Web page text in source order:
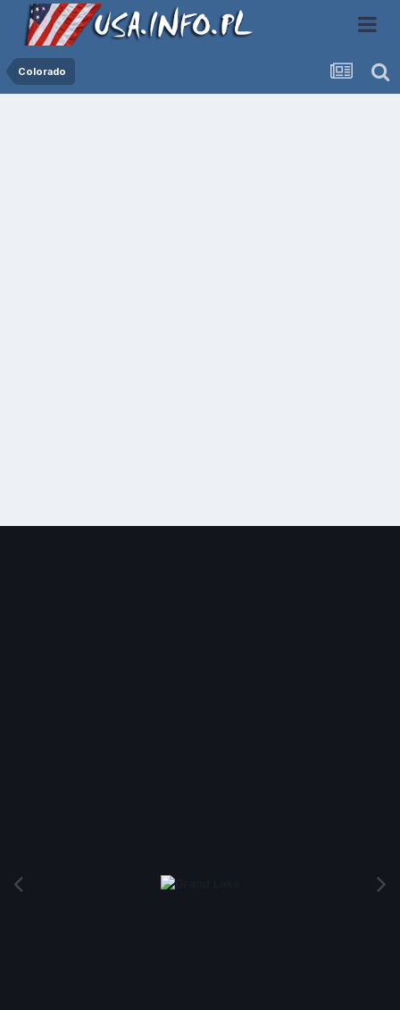
Colorado